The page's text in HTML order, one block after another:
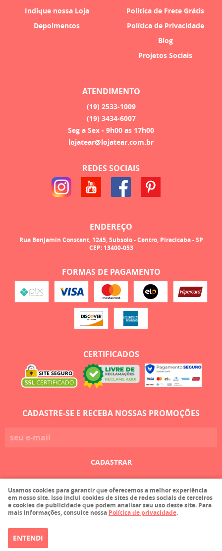
Indique nossa Loja
Depoimentos
Politica de Frete Grátis
Política de Privacidade
Blog
Projetos Sociais
ATENDIMENTO
(19) 2533-1009
(19) 3434-6007
Seg a Sex - 9h00 as 17h00
lojatear@lojatear.com.br
REDES SOCIAIS
ENDEREÇO
Rua Benjamin Constant, 1245, Subsolo-Centro, Piracicaba-SP
CEP: 13400-053
FORMAS DE PAGAMENTO
CERTIFICADOS
CADASTRE-SE E RECEBA NOSSAS PROMOÇÕES
CADASTRAR
Faula Comercio de Tecidos Ltda EPP
CNPJ: 03.215.116/0001-36
Usamos cookies para garantir que oferecemos a melhor experiência
em nosso site. Isso inclui cookies de sites de redes sociais de terceiros
e cookies de publicidade que podem analisar seu uso deste site. Para
mais informações, consulte nossa Política de privacidade.
ENTENDI